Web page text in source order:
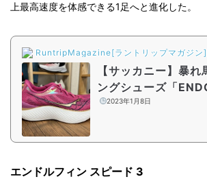
上最高速度を体感できる1足へと進化した。
RuntripMagazine[ラントリップマガジン]
【サッカニー】暴
ングシューズ「
3」の履き心地を徹底
2023年1月8日
エンドルフィン スピード 3